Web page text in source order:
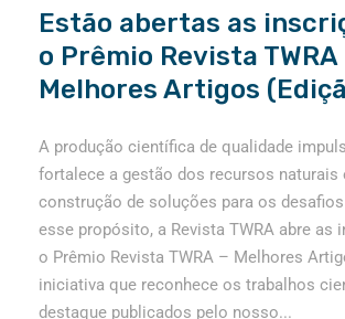
Estão abertas as
o Prêmio Revista TWRA
Melhores Artigos
A produção científica de qualidade
fortalece a gestão dos recursos naturais
construção de soluções para os
esse propósito, a Revista TWRA abre as
o Prêmio Revista TWRA – Melhores
iniciativa que reconhece os trabalhos
destaque publicados pelo nosso...